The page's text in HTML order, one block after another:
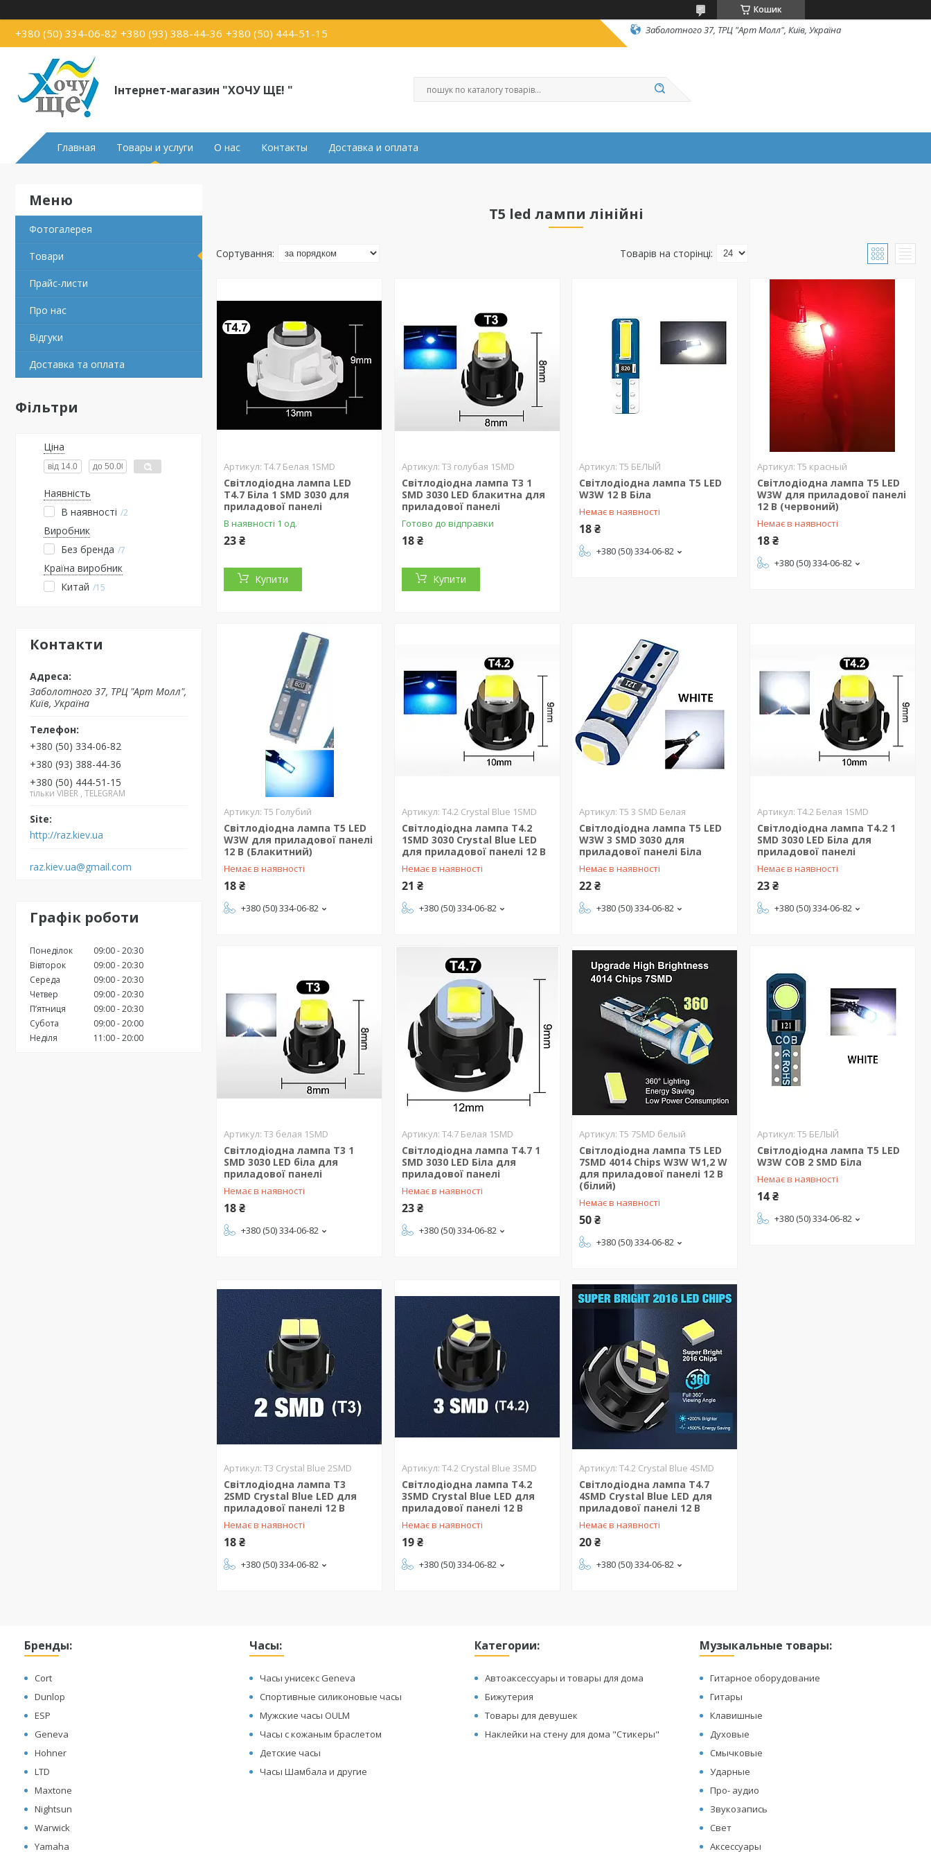
Кошик
+380 (50) 334-06-82 +380 (93) 388-44-36 +380 (50) 444-51-15 Заболотного 37, ТРЦ "Арт Молл", Київ, Україна
Інтернет-магазин "ХОЧУ ЩЕ! "
Главная Товары и услуги О нас Контакты Доставка и оплата
Фотогалерея
Товари
Прайс-листи
Про нас
Відгуки
Доставка та оплата
Фільтри
Ціна
Наявність
В наявності 2
Виробник
Без бренда 7
Країна виробник
Китай
15
Контакти
Заболотного 37, ТРЦ "Арт Молл",
Київ, Україна
+380 (50) 334-06-82
+380 (93) 388-44-36
+380 (50) 444-51-15
тільки VIBER , TELEGRAM
http://raz.kiev.ua
raz.kiev.ua@gmail.com
Графік роботи
Понеділок 09:00 20:30
Вівторок
09:00 20:30
Середа
09:00 20:30
Четвер
09:00 20:30
Пʼятниця
09:00 20:30
Субота
09:00 20:00
Неділя
11:00 20:00
T5 led лампи лінійні
T4.7 Белая 1SMD
Світлодіодна лампа LED
T4.7 Біла 1 SMD 3030 для
приладової панелі
В наявності 1 од.
23 ₴
Купити
T3 голубая 1SMD
Світлодіодна лампа T3 1
SMD 3030 LED блакитна для
приладової панелі
Готово до відправки
18 ₴
Купити
T5 БЕЛЫЙ
Світлодіодна лампа T5 LED
W3W 12 В Біла
Немає в наявності
18 ₴
+380 (50) 334-06-82
T5 красный
Світлодіодна лампа T5 LED
W3W для приладової панелі
12 В (червоний)
Немає в наявності
18 ₴
+380 (50) 334-06-82
T5 Голубий
Світлодіодна лампа T5 LED
W3W для приладової панелі
12 В (Блакитний)
Немає в наявності
18 ₴
+380 (50) 334-06-82
T4.2 Crystal Blue 1SMD
Світлодіодна лампа T4.2
1SMD 3030 Crystal Blue LED
для приладової панелі 12 В
Немає в наявності
21 ₴
+380 (50) 334-06-82
T5 3 SMD Белая
Світлодіодна лампа T5 LED
W3W 3 SMD 3030 для
приладової панелі Біла
Немає в наявності
22 ₴
+380 (50) 334-06-82
T4.2 Белая 1SMD
Світлодіодна лампа T4.2 1
SMD 3030 LED Біла для
приладової панелі
Немає в наявності
23 ₴
+380 (50) 334-06-82
T3 белая 1SMD
Світлодіодна лампа T3 1
SMD 3030 LED біла для
приладової панелі
Немає в наявності
18 ₴
+380 (50) 334-06-82
T4.7 Белая 1SMD
Світлодіодна лампа T4.7 1
SMD 3030 LED Біла для
приладової панелі
Немає в наявності
23 ₴
+380 (50) 334-06-82
T5 7SMD белый
Світлодіодна лампа T5 LED
7SMD 4014 Chips W3W W1,2 W
для приладової панелі 12 В
(білий)
Немає в наявності
50 ₴
+380 (50) 334-06-82
T5 БЕЛЫЙ
Світлодіодна лампа T5 LED
W3W COB 2 SMD Біла
Немає в наявності
14 ₴
+380 (50) 334-06-82
T3 Crystal Blue 2SMD
Світлодіодна лампа T3
2SMD Crystal Blue LED для
приладової панелі 12 В
Немає в наявності
18 ₴
+380 (50) 334-06-82
T4.2 Crystal Blue 3SMD
Світлодіодна лампа T4.2
3SMD Crystal Blue LED для
приладової панелі 12 В
Немає в наявності
19 ₴
+380 (50) 334-06-82
T4.2 Crystal Blue 4SMD
Світлодіодна лампа T4.7
4SMD Crystal Blue LED для
приладової панелі 12 В
Немає в наявності
20 ₴
+380 (50) 334-06-82
Бренды:
Cort
Dunlop
ESP
Geneva
Hohner
LTD
Maxtone
Nightsun
Warwick
Yamaha
Часы:
Часы унисекс Geneva
Спортивные силиконовые часы
Мужские часы OULM
Часы с кожаным браслетом
Детские часы
Часы Шамбала и другие
Категории:
Автоаксессуары и товары для дома
Бижутерия
Товары для девушек
Наклейки на стену для дома "Стикеры"
Музыкальные товары:
Гитарное оборудование
Гитары
Клавишные
Духовые
Смычковые
Ударные
Про- аудио
Звукозапись
Свет
Аксессуары